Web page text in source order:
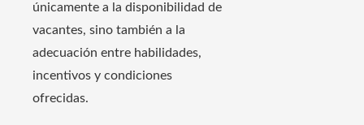
únicamente a la disponibilidad de
vacantes, sino también a la
adecuación entre habilidades,
incentivos y condiciones
ofrecidas.